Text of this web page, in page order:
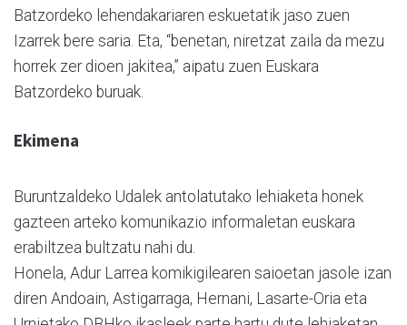
Batzordeko lehendakariaren eskuetatik jaso zuen
Izarrek bere saria. Eta, “benetan, niretzat zaila da mezu
horrek zer dioen jakitea,” aipatu zuen Euskara
Batzordeko buruak.
Ekimena
Buruntzaldeko Udalek antolatutako lehiaketa honek
gazteen arteko komunikazio informaletan euskara
erabiltzea bultzatu nahi du.
Honela, Adur Larrea komikigilearen saioetan jasole izan
diren Andoain, Astigarraga, Hernani, Lasarte-Oria eta